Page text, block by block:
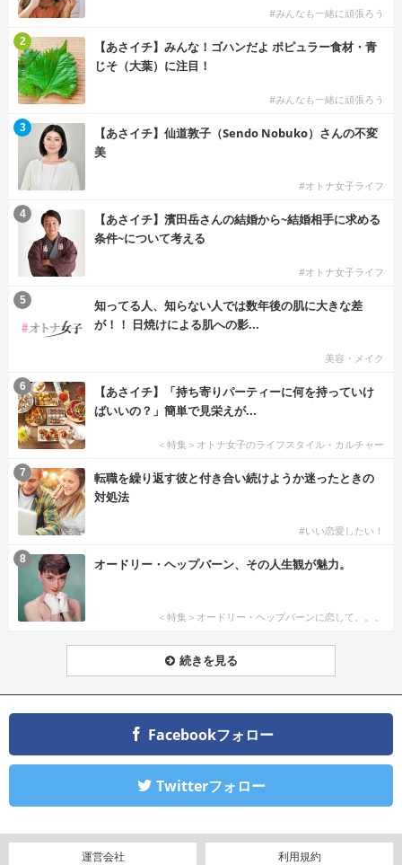
#みんなも一緒に頑張ろう
【あさイチ】みんな！ゴハンだよ ポピュラー食材・青
じそ（大葉）に注目！
#みんなも一緒に頑張ろう
2
【あさイチ】仙道敦子（Sendo Nobuko）さんの不変
美
#オトナ女子ライフ
3
【あさイチ】濱田岳さんの結婚から~結婚相手に求める
条件~について考える
#オトナ女子ライフ
4
知ってる人、知らない人では数年後の肌に大きな差
が！！ 日焼けによる肌への影...
美容・メイク
5
【あさイチ】「持ち寄りパーティーに何を持っていけ
ばいいの？」簡単で見栄えが...
＜特集＞オトナ女子のライフスタイル・カルチャー
6
転職を繰り返す彼と付き合い続けようか迷ったときの
対処法
#いい恋愛したい！
7
オードリー・ヘップバーン、その人生観が魅力。
＜特集＞オードリー・ヘップバーンに恋して。。。
8
続きを見る
Facebookフォロー
Twitterフォロー
運営会社 利用規約